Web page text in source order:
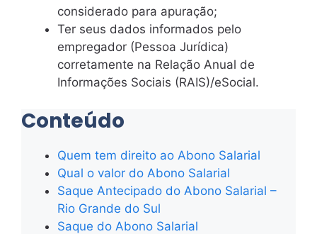
considerado para apuração;
Ter seus dados informados pelo
empregador (Pessoa Jurídica)
corretamente na Relação Anual de
Informações Sociais (RAIS)/eSocial.
Conteúdo
Quem tem direito ao Abono Salarial
Qual o valor do Abono Salarial
Saque Antecipado do Abono Salarial –
Rio Grande do Sul
Saque do Abono Salarial